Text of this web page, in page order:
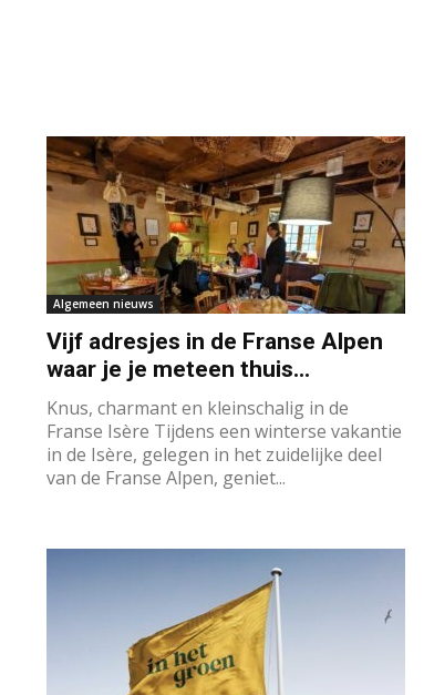
Algemeen nieuws
Vijf adresjes in de Franse Alpen
waar je je meteen thuis...
Knus, charmant en kleinschalig in de
Franse Isère Tijdens een winterse vakantie
in de Isère, gelegen in het zuidelijke deel
van de Franse Alpen, geniet...